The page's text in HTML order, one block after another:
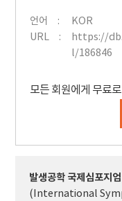
언어
KOR
URL
https://
l/186846
모든 회원에게 무료
발생공학 국제심포지
(International